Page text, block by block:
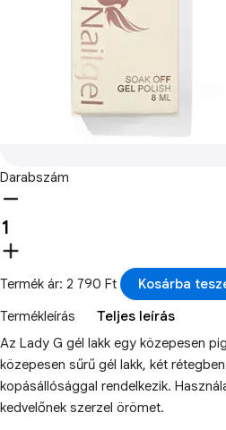
Darabszám
Termék ár: 2 790 Ft
Kosárba
Termékleírás
Teljes leírás
Az Lady G gél lakk egy közepesen
közepesen sűrű gél lakk, két
kopásállósággal rendelkezik.
kedvelőnek szerzel örömet.